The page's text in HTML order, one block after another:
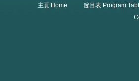
主頁 Home 節目表 Program